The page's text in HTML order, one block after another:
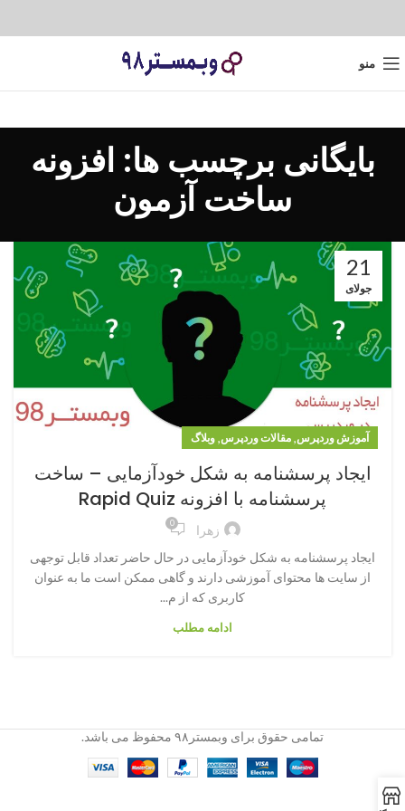
منو
بایگانی برچسب ها: افزونه
ساخت آزمون
21
جولای
آموزش وردپرس, مقالات وردپرس, وبلاگ
ایجاد پرسشنامه به شکل خودآزمایی – ساخت
پرسشنامه با افزونه Rapid Quiz
زهرا 0
ایجاد پرسشنامه به شکل خودآزمایی در حال حاضر تعداد قابل توجهی
از سایت ها محتوای آموزشی دارند و گاهی ممکن است ما به عنوان
کاربری که از م...
ادامه مطلب
تمامی حقوق برای وبمستر۹۸ محفوظ می باشد.